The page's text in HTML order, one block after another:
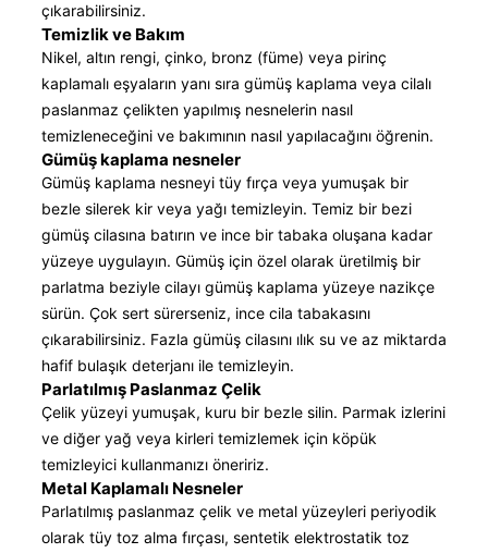
çıkarabilirsiniz.
Temizlik ve Bakım
Nikel, altın rengi, çinko, bronz (füme) veya pirinç
kaplamalı eşyaların yanı sıra gümüş kaplama veya cilalı
paslanmaz çelikten yapılmış nesnelerin nasıl
temizleneceğini ve bakımının nasıl yapılacağını öğrenin.
Gümüş kaplama nesneler
Gümüş kaplama nesneyi tüy fırça veya yumuşak bir
bezle silerek kir veya yağı temizleyin. Temiz bir bezi
gümüş cilasına batırın ve ince bir tabaka oluşana kadar
yüzeye uygulayın. Gümüş için özel olarak üretilmiş bir
parlatma beziyle cilayı gümüş kaplama yüzeye nazikçe
sürün. Çok sert sürerseniz, ince cila tabakasını
çıkarabilirsiniz. Fazla gümüş cilasını ılık su ve az miktarda
hafif bulaşık deterjanı ile temizleyin.
Parlatılmış Paslanmaz Çelik
Çelik yüzeyi yumuşak, kuru bir bezle silin. Parmak izlerini
ve diğer yağ veya kirleri temizlemek için köpük
temizleyici kullanmanızı öneririz.
Metal Kaplamalı Nesneler
Parlatılmış paslanmaz çelik ve metal yüzeyleri periyodik
olarak tüy toz alma fırçası, sentetik elektrostatik toz